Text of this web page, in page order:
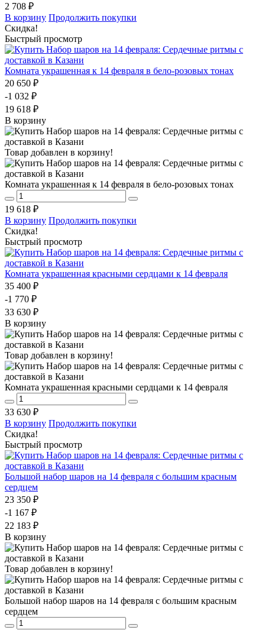
2 708 ₽
В корзину Продолжить покупки
Скидка!
Быстрый просмотр
Комната украшенная к 14 февраля в бело-розовых тонах
20 650 ₽
-1 032 ₽
19 618 ₽
В корзину
Товар добавлен в корзину!
Комната украшенная к 14 февраля в бело-розовых тонах
19 618 ₽
В корзину Продолжить покупки
Скидка!
Быстрый просмотр
Комната украшенная красными сердцами к 14 февраля
35 400 ₽
-1 770 ₽
33 630 ₽
В корзину
Товар добавлен в корзину!
Комната украшенная красными сердцами к 14 февраля
33 630 ₽
В корзину Продолжить покупки
Скидка!
Быстрый просмотр
Большой набор шаров на 14 февраля с большим красным
сердцем
23 350 ₽
-1 167 ₽
22 183 ₽
В корзину
Товар добавлен в корзину!
Большой набор шаров на 14 февраля с большим красным
сердцем